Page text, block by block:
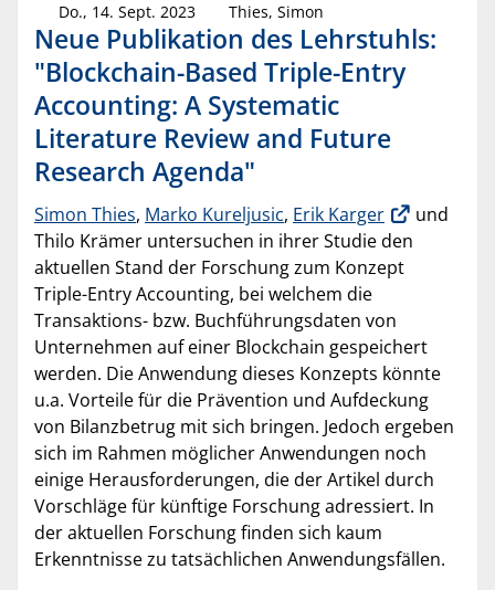
Do., 14. Sept. 2023 Thies, Simon
Neue Publikation des Lehrstuhls:
"Blockchain-Based Triple-Entry
Accounting: A Systematic
Literature Review and Future
Research Agenda"
Simon Thies, Marko Kureljusic, Erik Karger
und
Thilo Krämer untersuchen in ihrer Studie den
aktuellen Stand der Forschung zum Konzept
Triple-Entry Accounting, bei welchem die
Transaktions- bzw. Buchführungsdaten von
Unternehmen auf einer Blockchain gespeichert
werden. Die Anwendung dieses Konzepts könnte
u.a. Vorteile für die Prävention und Aufdeckung
von Bilanzbetrug mit sich bringen. Jedoch ergeben
sich im Rahmen möglicher Anwendungen noch
einige Herausforderungen, die der Artikel durch
Vorschläge für künftige Forschung adressiert. In
der aktuellen Forschung finden sich kaum
Erkenntnisse zu tatsächlichen Anwendungsfällen.